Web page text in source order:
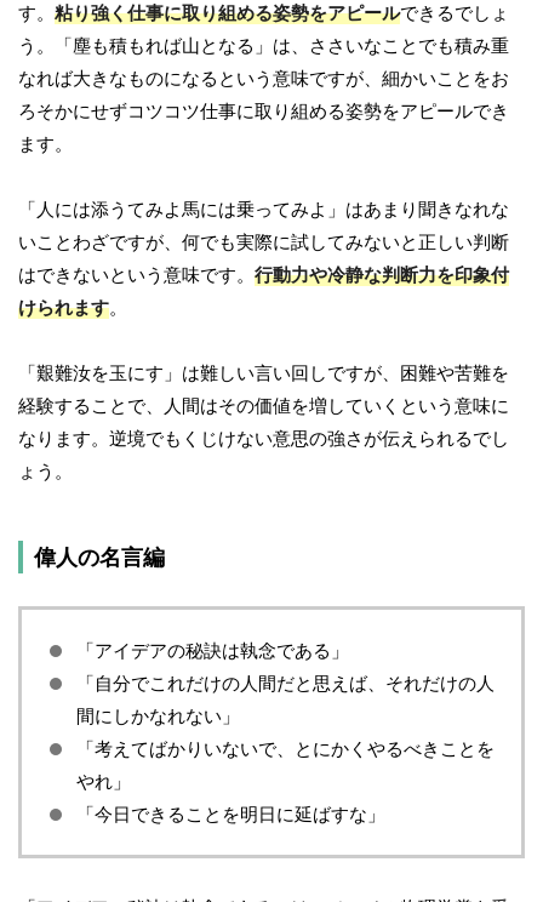
す。 粘り強く仕事に取り組める姿勢をアピールできるでしょ
う。「塵も積もれば山となる」は、ささいなことでも積み重
なれば大きなものになるという意味ですが、細かいことをお
ろそかにせずコツコツ仕事に取り組める姿勢をアピールでき
ます。
「人には添うてみよ馬には乗ってみよ」はあまり聞きなれな
いことわざですが、何でも実際に試してみないと正しい判断
はできないという意味です。 行動力や冷静な判断力を印象付
けられます。
「艱難汝を玉にす」は難しい言い回しですが、困難や苦難を
経験することで、人間はその価値を増していくという意味に
なります。逆境でもくじけない意思の強さが伝えられるでし
ょう。
偉人の名言編
「アイデアの秘訣は執念である」
「自分でこれだけの人間だと思えば、それだけの人
間にしかなれない」
「考えてばかりいないで、とにかくやるべきことを
やれ」
「今日できることを明日に延ばすな」